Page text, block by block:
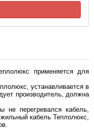
применяется для
устанавливается в
производитель, должна
не перегревался кабель,
кабель Теплолюкс,